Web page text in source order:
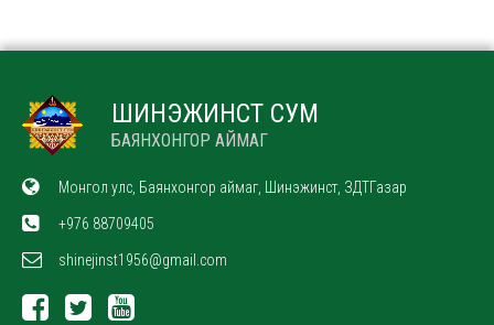
ШИНЭЖИНСТ СУМ
БАЯНХОНГОР АЙМАГ
Монгол улс, Баянхонгор аймаг, Шинэжинст, ЗДТГазар
+976 88709405
shinejinst1956@gmail.com